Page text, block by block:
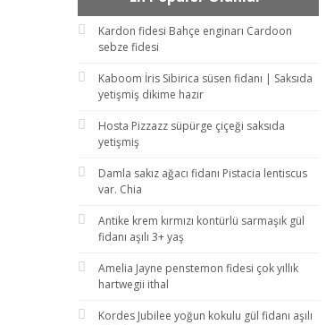
Kardon fidesi Bahçe enginarı Cardoon
sebze fidesi
Kaboom İris Sibirica süsen fidanı | Saksıda
yetişmiş dikime hazır
Hosta Pizzazz süpürge çiçeği saksıda
yetişmiş
Damla sakız ağacı fidanı Pistacia lentiscus
var. Chia
Antike krem kırmızı kontürlü sarmaşık gül
fidanı aşılı 3+ yaş
Amelia Jayne penstemon fidesi çok yıllık
hartwegii ithal
Kordes Jubilee yoğun kokulu gül fidanı aşılı